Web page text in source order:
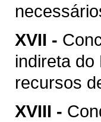
XVII -
indireta
recursos
XVIII -